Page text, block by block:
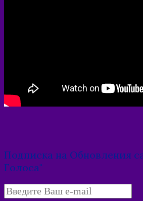
Подписка на Обновления
Голоса"